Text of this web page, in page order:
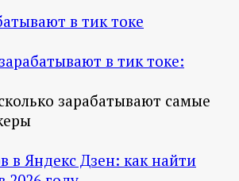
в тик токе:
зарабатывают самые